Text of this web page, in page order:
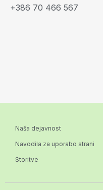
+386 70 466 567
Naša dejavnost
Navodila za uporabo strani
Storitve